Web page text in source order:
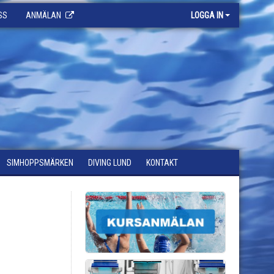
ANMÄLAN LOGGA IN
SIMHOPPSMÄRKEN DIVING LUND KONTAKT